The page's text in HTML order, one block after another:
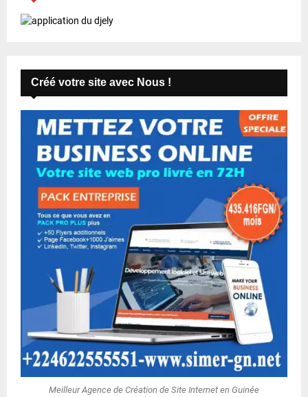
Créé votre site avec Nous !
Meilleur Agence de Création de Site Internet en Guinée